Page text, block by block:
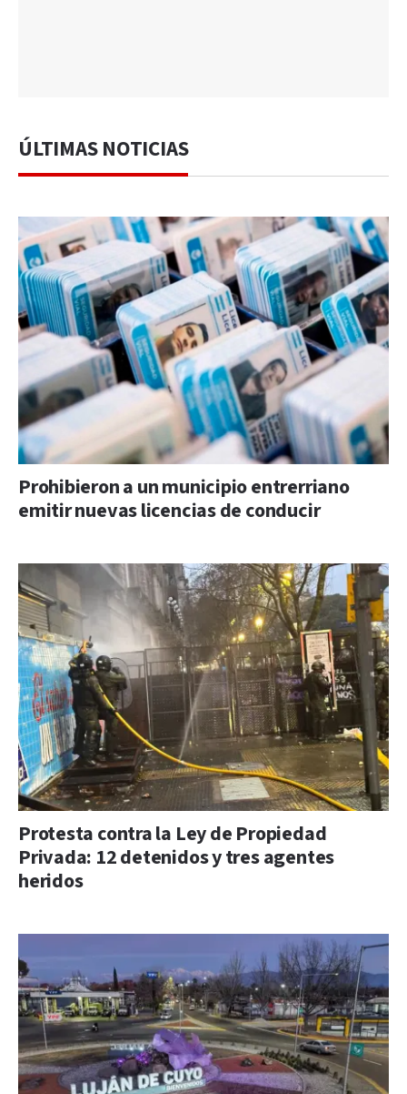
ÚLTIMAS NOTICIAS
Prohibieron a un municipio entrerriano
emitir nuevas licencias de conducir
Protesta contra la Ley de Propiedad
Privada: 12 detenidos y tres agentes
heridos